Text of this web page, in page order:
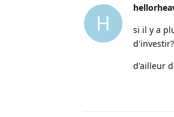
H
si il y a
d'ailleur